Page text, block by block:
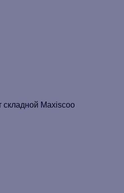
складной Maxiscoo